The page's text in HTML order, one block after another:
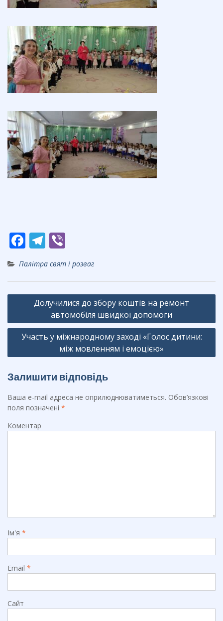
F
ac
e
b
o
o
k
T
e
gr
a
m
b
er
Палітра свят і розваг
Навігація
записів
Долучилися до збору коштів на ремонт
автомобіля швидкої допомоги
Участь у міжнародному заході «Голос дитини:
між мовленням і емоцією»
Залишити відповідь
Ваша e-mail адреса не оприлюднюватиметься. Обов’язкові
поля позначені *
Коментар
Ім'я *
Email *
Сайт